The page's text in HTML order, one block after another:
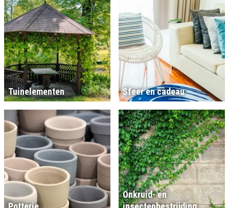
Tuinelementen Sfeer en cadeau
Onkruid- en